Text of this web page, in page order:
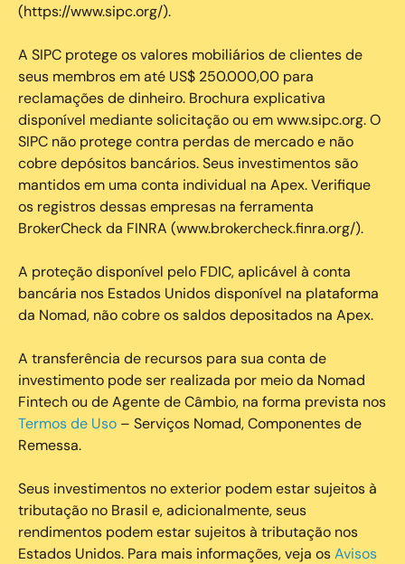
(https://www.sipc.org/).
A SIPC protege os valores mobiliários de clientes de
seus membros em até US$ 250.000,00 para
reclamações de dinheiro. Brochura explicativa
disponível mediante solicitação ou em www.sipc.org. O
SIPC não protege contra perdas de mercado e não
cobre depósitos bancários. Seus investimentos são
mantidos em uma conta individual na Apex. Verifique
os registros dessas empresas na ferramenta
BrokerCheck da FINRA (www.brokercheck.finra.org/).
A proteção disponível pelo FDIC, aplicável à conta
bancária nos Estados Unidos disponível na plataforma
da Nomad, não cobre os saldos depositados na Apex.
A transferência de recursos para sua conta de
investimento pode ser realizada por meio da Nomad
Fintech ou de Agente de Câmbio, na forma prevista nos
Termos de Uso – Serviços Nomad, Componentes de
Remessa.
Seus investimentos no exterior podem estar sujeitos à
tributação no Brasil e, adicionalmente, seus
rendimentos podem estar sujeitos à tributação nos
Estados Unidos. Para mais informações, veja osAvisos